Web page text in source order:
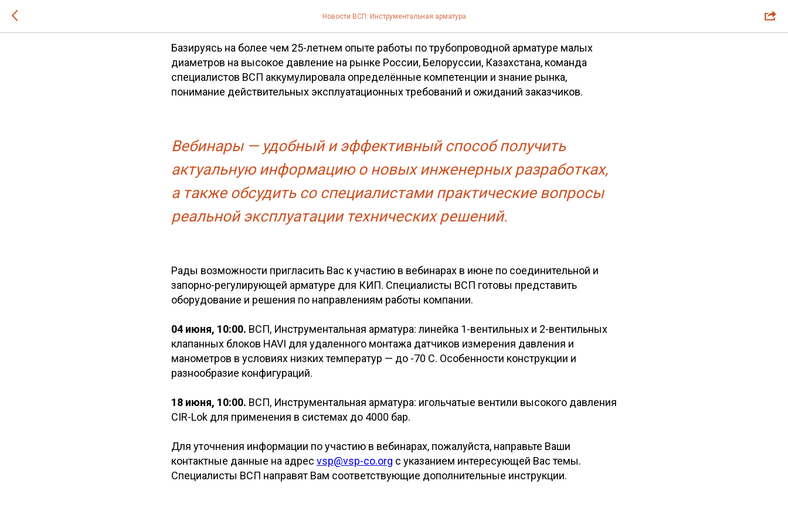
Новости ВСП: Инструментальная арматура
Вебинары ВСП: Расписание на июнь 2026.
Базируясь на более чем 25-летнем опыте работы по трубопроводной арматуре малых
диаметров на высокое давление на рынке России, Белоруссии, Казахстана, команда
специалистов ВСП аккумулировала определённые компетенции и знание рынка,
понимание действительных эксплуатационных требований и ожиданий заказчиков.
Вебинары — удобный и эффективный способ получить
актуальную информацию о новых инженерных разработках,
а также обсудить со специалистами практические вопросы
реальной эксплуатации технических решений.
Рады возможности пригласить Вас к участию в вебинарах в июне по соединительной и
запорно-регулирующей арматуре для КИП. Специалисты ВСП готовы представить
оборудование и решения по направлениям работы компании.
04 июня, 10:00. ВСП, Инструментальная арматура: линейка 1-вентильных и 2-вентильных
клапанных блоков HAVI для удаленного монтажа датчиков измерения давления и
манометров в условиях низких температур — до -70 С. Особенности конструкции и
разнообразие конфигураций.
18 июня, 10:00. ВСП, Инструментальная арматура: игольчатые вентили высокого давления
CIR-Lok для применения в системах до 4000 бар.
Для уточнения информации по участию в вебинарах, пожалуйста, направьте Ваши
контактные данные на адрес vsp@vsp-co.org с указанием интересующей Вас темы.
Специалисты ВСП направят Вам соответствующие дополнительные инструкции.